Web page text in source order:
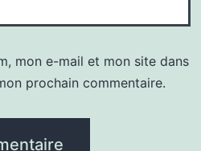
mon e-mail et mon site dans
prochain commentaire.